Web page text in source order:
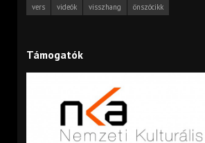
vers
videók visszhang önszócikk
Támogatók